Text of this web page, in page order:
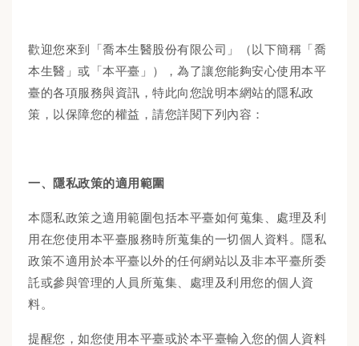
歡迎您來到「喬本生醫股份有限公司」（以下簡稱「喬
本生醫」或「本平臺」），為了讓您能夠安心使用本平
臺的各項服務與資訊，特此向您說明本網站的隱私政
策，以保障您的權益，請您詳閱下列內容：
一、隱私政策的適用範圍
本隱私政策之適用範圍包括本平臺如何蒐集、處理及利
用在您使用本平臺服務時所蒐集的一切個人資料。隱私
政策不適用於本平臺以外的任何網站以及非本平臺所委
託或參與管理的人員所蒐集、處理及利用您的個人資
料。
提醒您，如您使用本平臺或於本平臺輸入您的個人資料